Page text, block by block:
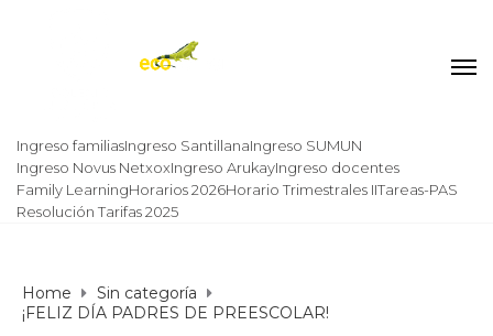
Ingreso familiasIngreso SantillanaIngreso SUMUN
Ingreso Novus NetxoxIngreso ArukayIngreso docentes
Family LearningHorarios 2026Horario Trimestrales IITareas-PAS
Resolución Tarifas 2025
Home
Sin categoría
¡FELIZ DÍA PADRES DE PREESCOLAR!